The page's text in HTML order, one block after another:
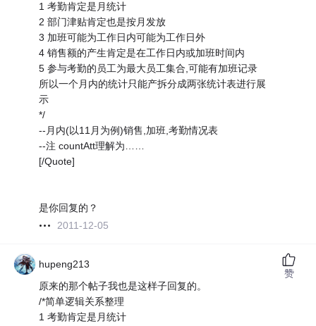
1 考勤肯定是月统计
2 部门津贴肯定也是按月发放
3 加班可能为工作日内可能为工作日外
4 销售额的产生肯定是在工作日内或加班时间内
5 参与考勤的员工为最大员工集合,可能有加班记录
所以一个月内的统计只能产拆分成两张统计表进行展
示
*/
--月内(以11月为例)销售,加班,考勤情况表
--注 countAtt理解为……
[/Quote]
是你回复的？
2011-12-05
hupeng213
原来的那个帖子我也是这样子回复的。
/*简单逻辑关系整理
1 考勤肯定是月统计
赞